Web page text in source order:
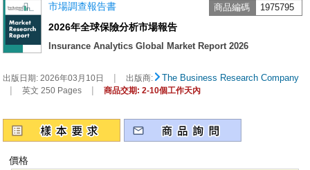
市場調查報告書 商品編碼 1975795
2026年全球保險分析市場報告
Insurance Analytics Global Market Report 2026
出版日期:2026年03月10日 | 出版商: The Business Research Company
| 英文 250 Pages | 商品交期: 2-10個工作天內
價格